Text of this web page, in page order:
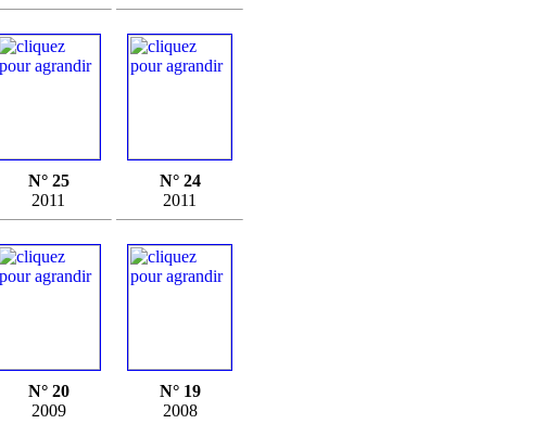
N° 25
2011
N° 24
2011
N° 20
2009
N° 19
2008